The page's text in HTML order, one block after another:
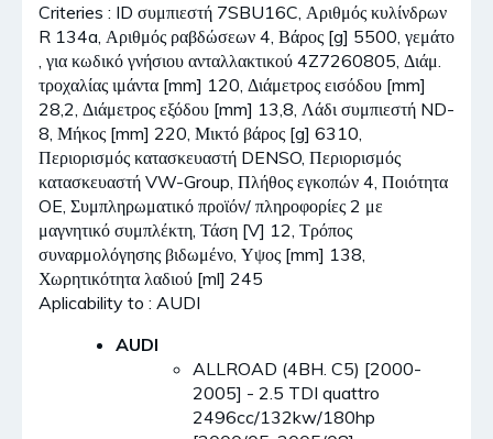
Criteries : ID συμπιεστή 7SBU16C, Αριθμός κυλίνδρων
R 134a, Αριθμός ραβδώσεων 4, Βάρος [g] 5500, γεμάτο
, για κωδικό γνήσιου ανταλλακτικού 4Z7260805, Διάμ.
τροχαλίας ιμάντα [mm] 120, Διάμετρος εισόδου [mm]
28,2, Διάμετρος εξόδου [mm] 13,8, Λάδι συμπιεστή ND-
8, Μήκος [mm] 220, Μικτό βάρος [g] 6310,
Περιορισμός κατασκευαστή DENSO, Περιορισμός
κατασκευαστή VW-Group, Πλήθος εγκοπών 4, Ποιότητα
OE, Συμπληρωματικό προϊόν/ πληροφορίες 2 με
μαγνητικό συμπλέκτη, Τάση [V] 12, Τρόπος
συναρμολόγησης βιδωμένο, Υψος [mm] 138,
Χωρητικότητα λαδιού [ml] 245
Aplicability to : AUDI
AUDI
ALLROAD (4BH. C5) [2000-
2005] - 2.5 TDI quattro
2496cc/132kw/180hp